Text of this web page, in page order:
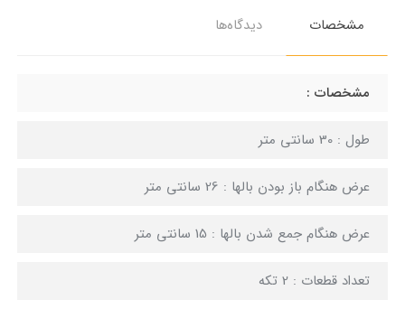
مشخصات دیدگاه‌ها
مشخصات :
طول : 30 سانتی متر
عرض هنگام باز بودن بالها : 26 سانتی متر
عرض هنگام جمع شدن بالها : 15 سانتی متر
تعداد قطعات : 2 تکه